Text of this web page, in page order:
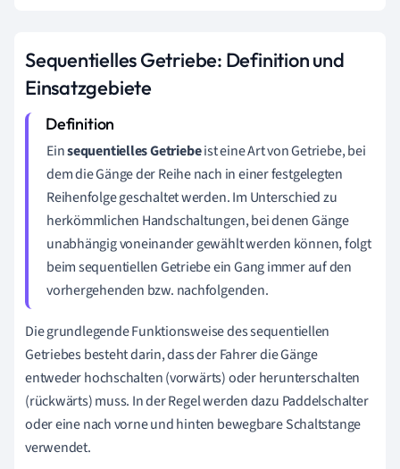
Sequentielles Getriebe: Definition und
Einsatzgebiete
Einsequentielles Getriebeist eine Art von Getriebe, bei
dem die Gänge der Reihe nach in einer festgelegten
Reihenfolge geschaltet werden. Im Unterschied zu
herkömmlichen Handschaltungen, bei denen Gänge
unabhängig voneinander gewählt werden können, folgt
beim sequentiellen Getriebe ein Gang immer auf den
vorhergehenden bzw. nachfolgenden.
Die grundlegende Funktionsweise des sequentiellen
Getriebes besteht darin, dass der Fahrer die Gänge
entweder hochschalten (vorwärts) oder herunterschalten
(rückwärts) muss. In der Regel werden dazu Paddelschalter
oder eine nach vorne und hinten bewegbare Schaltstange
verwendet.